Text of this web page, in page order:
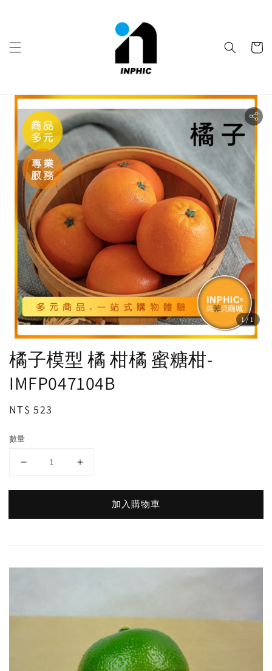
1/1
橘子模型 橘 柑橘 蜜糖柑-
IMFP047104B
Regular
NT$ 523
數量
加入購物車